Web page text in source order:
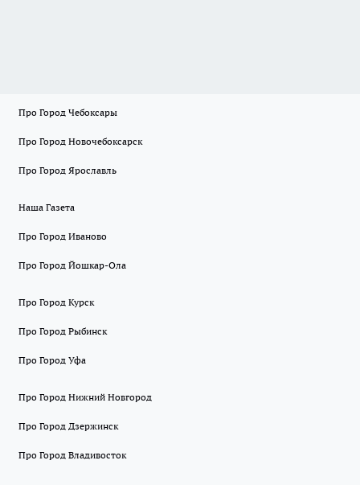
Про Город Чебоксары
Про Город Новочебоксарск
Про Город Ярославль
Наша Газета
Про Город Иваново
Про Город Йошкар-Ола
Про Город Курск
Про Город Рыбинск
Про Город Уфа
Про Город Нижний Новгород
Про Город Дзержинск
Про Город Владивосток